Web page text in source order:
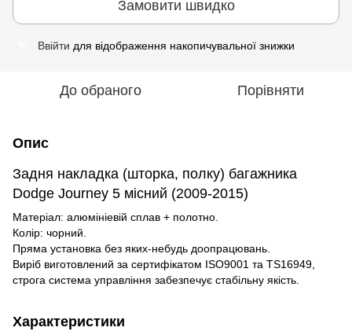
Замовити швидко
Ввійти для відображення накопичувальної знижки
До обраного Порівняти
Опис
Задня накладка (шторка, полку) багажника
Dodge Journey 5 місний (2009-2015)
Матеріал: алюмініевій сплав + полотно.
Колір: чорний.
Пряма установка без яких-небудь доопрацювань.
Виріб виготовлений за сертифікатом ISO9001 та TS16949,
строга система управління забезпечує стабільну якість.
Характеристики